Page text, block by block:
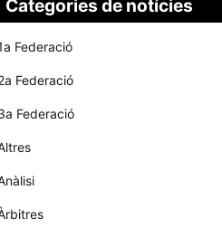
Categories de notícies
Federació
Federació
Federació